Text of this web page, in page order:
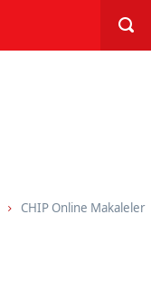
CHIP Online Makaleler